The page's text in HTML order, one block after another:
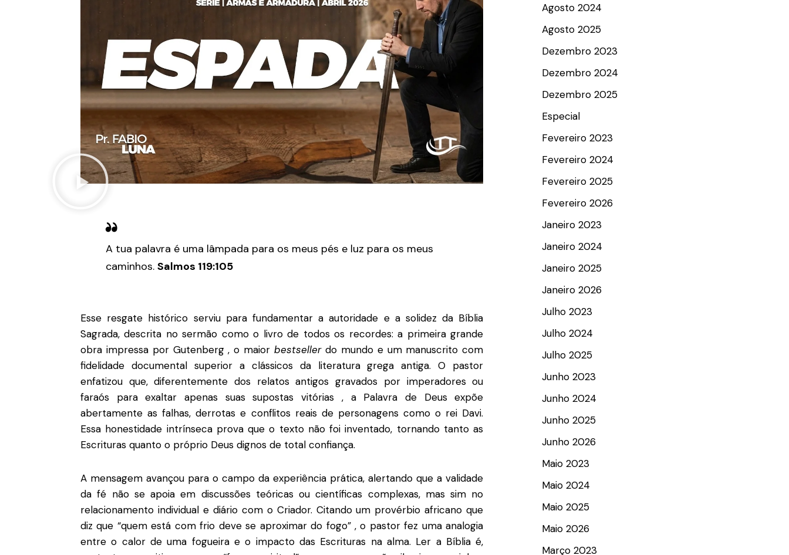
A tua palavra é uma lâmpada para os meus pés e luz para os meus
caminhos.Salmos 119:105
Esse resgate histórico serviu para fundamentar a autoridade e a solidez da Bíblia
Sagrada, descrita no sermão como o livro de todos os recordes: a primeira grande
obra impressa por Gutenberg, o maiorbestsellerdo mundo e um manuscrito com
fidelidade documental superior a clássicos da literatura grega antiga.O pastor
enfatizou que, diferentemente dos relatos antigos gravados por imperadores ou
faraós para exaltar apenas suas supostas vitórias , a Palavra de Deus expõe
abertamente as falhas, derrotas e conflitos reais de personagens como o rei Davi.
Essa honestidade intrínseca prova que o texto não foi inventado, tornando tanto as
Escrituras quanto o próprio Deus dignos de total confiança.
A mensagem avançou para o campo da experiência prática, alertando que a validade
da fé não se apoia em discussões teóricas ou científicas complexas, mas sim no
relacionamento individual e diário com o Criador. Citando um provérbio africano que
diz que “quem está com frio deve se aproximar do fogo” , o pastor fez uma analogia
entre o calor de uma fogueira e o impacto das Escrituras na alma. Ler a Bíblia é,
Agosto 2024
Agosto 2025
Dezembro 2023
Dezembro 2024
Dezembro 2025
Especial
Fevereiro 2023
Fevereiro 2024
Fevereiro 2025
Fevereiro 2026
Janeiro 2023
Janeiro 2024
Janeiro 2025
Janeiro 2026
Julho 2023
Julho 2024
Julho 2025
Junho 2023
Junho 2024
Junho 2025
Junho 2026
Maio 2023
Maio 2024
Maio 2025
Maio 2026
Março 2023